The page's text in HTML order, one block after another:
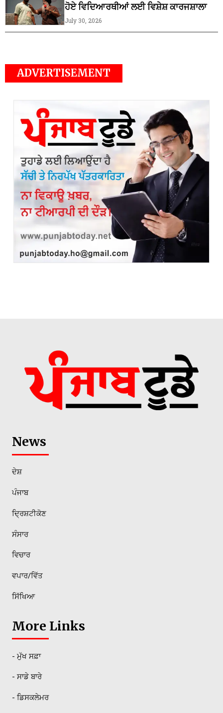
ਹੋਏ ਵਿਦਿਆਰਥੀਆਂ ਲਈ ਵਿਸ਼ੇਸ਼ ਕਾਰਜਸ਼ਾਲਾ
July 30, 2026
ADVERTISEMENT
News
ਦੇਸ਼
ਪੰਜਾਬ
ਦ੍ਰਿਸ਼ਟੀਕੋਣ
ਸੰਸਾਰ
ਵਿਚਾਰ
ਵਪਾਰ/ਵਿੱਤ
ਸਿੱਖਿਆ
More Links
- ਮੁੱਖ ਸਫ਼ਾ
- ਸਾਡੇ ਬਾਰੇ
- ਡਿਸਕਲੇਮਰ